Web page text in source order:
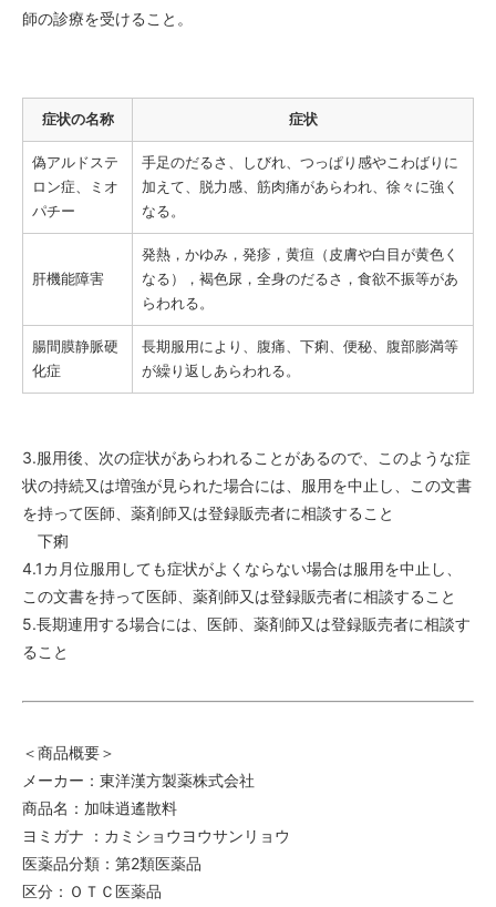
師の診療を受けること。
症状の名称 症状
偽アルドステ
ロン症、ミオ
パチー
手足のだるさ、しびれ、つっぱり感やこわばりに
加えて、脱力感、筋肉痛があらわれ、徐々に強く
なる。
肝機能障害
発熱，かゆみ，発疹，黄疸（皮膚や白目が黄色く
なる），褐色尿，全身のだるさ，食欲不振等があ
らわれる。
腸間膜静脈硬
化症
長期服用により、腹痛、下痢、便秘、腹部膨満等
が繰り返しあらわれる。
3.服用後、次の症状があらわれることがあるので、このような症
状の持続又は増強が見られた場合には、服用を中止し、この文書
を持って医師、薬剤師又は登録販売者に相談すること
下痢
4.1カ月位服用しても症状がよくならない場合は服用を中止し、
この文書を持って医師、薬剤師又は登録販売者に相談すること
5.長期連用する場合には、医師、薬剤師又は登録販売者に相談す
ること
＜商品概要＞
メーカー：東洋漢方製薬株式会社
商品名：加味逍遙散料
ヨミガナ ：カミショウヨウサンリョウ
医薬品分類：第2類医薬品
区分：ＯＴＣ医薬品